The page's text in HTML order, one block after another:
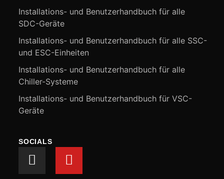
Installations- und Benutzerhandbuch für alle
SDC-Geräte
Installations- und Benutzerhandbuch für alle SSC-
und ESC-Einheiten
Installations- und Benutzerhandbuch für alle
Chiller-Systeme
Installations- und Benutzerhandbuch für VSC-
Geräte
SOCIALS